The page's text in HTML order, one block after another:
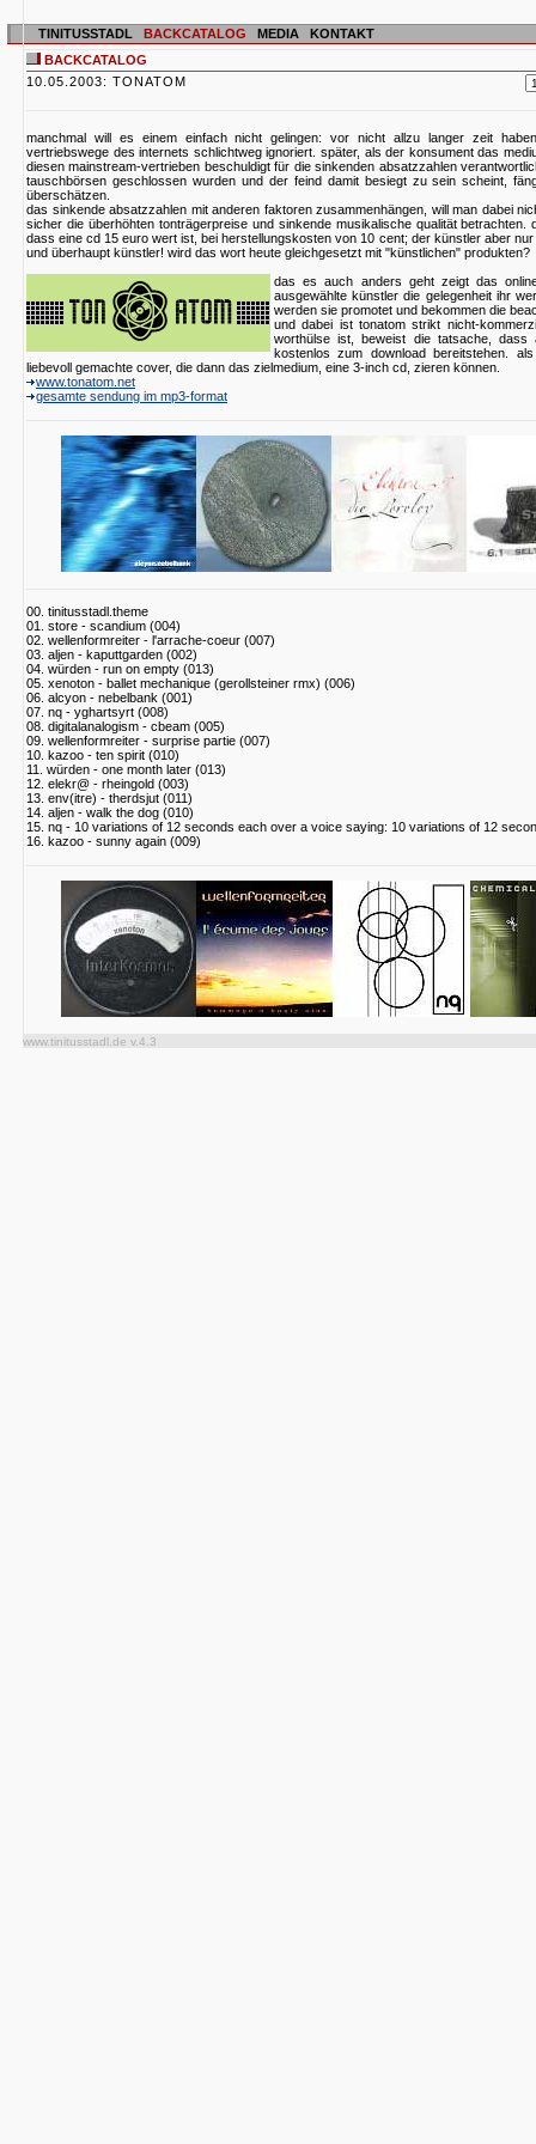
TINITUSSTADL BACKCATALOG MEDIA
KONTAKT
BACKCATALOG
10.05.2003: TONATOM
manchmal will es einem einfach nicht gelingen: vor nicht allzu langer zeit
vertriebswege des internets schlichtweg ignoriert. später, als der konsument das
diesen mainstream-vertrieben beschuldigt für die sinkenden absatzzahlen
tauschbörsen geschlossen wurden und der feind damit besiegt zu sein scheint,
überschätzen.
das sinkende absatzzahlen mit anderen faktoren zusammenhängen, will man dabei
sicher die überhöhten tonträgerpreise und sinkende musikalische qualität betrachten.
dass eine cd 15 euro wert ist, bei herstellungskosten von 10 cent; der künstler aber
und überhaupt künstler! wird das wort heute gleichgesetzt mit "künstlichen" produkten?
das es auch anders geht zeigt das
ausgewählte künstler die gelegenheit ihr
werden sie promotet und bekommen die
und dabei ist tonatom strikt nicht-
worthülse ist, beweist die tatsache,
kostenlos zum download bereitstehen.
liebevoll gemachte cover, die dann das zielmedium, eine 3-inch cd, zieren können.
www.tonatom.net
gesamte sendung im mp3-format
00. tinitusstadl.theme
01. store - scandium (004)
02. wellenformreiter - l'arrache-coeur (007)
03. aljen - kaputtgarden (002)
04. würden - run on empty (013)
05. xenoton - ballet mechanique (gerollsteiner rmx) (006)
06. alcyon - nebelbank (001)
07. nq - yghartsyrt (008)
08. digitalanalogism - cbeam (005)
09. wellenformreiter - surprise partie (007)
10. kazoo - ten spirit (010)
11. würden - one month later (013)
12. elekr@ - rheingold (003)
13. env(itre) - therdsjut (011)
14. aljen - walk the dog (010)
15. nq - 10 variations of 12 seconds each over a voice saying: 10 variations of 12
16. kazoo - sunny again (009)
www.tinitusstadl.de v.4.3